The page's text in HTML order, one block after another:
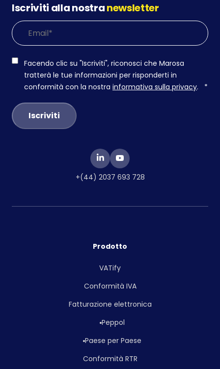
Iscriviti alla nostranewsletter
Facendo clic su "Iscriviti", riconosci che Marosa
tratterà le tue informazioni per risponderti in
conformità con la nostra informativa sulla privacy. *
+(44) 2037 693 728
Prodotto
VATify
Conformità IVA
Fatturazione elettronica
Peppol
Paese per Paese
Conformità RTR